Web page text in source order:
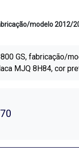
modelo 2012/
GS, fabricação/
MJQ 8H84, cor